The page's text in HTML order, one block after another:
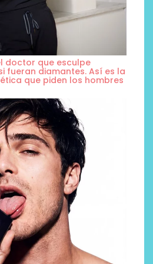
doctor que esculpe
fueran diamantes. Así es la
que piden los hombres